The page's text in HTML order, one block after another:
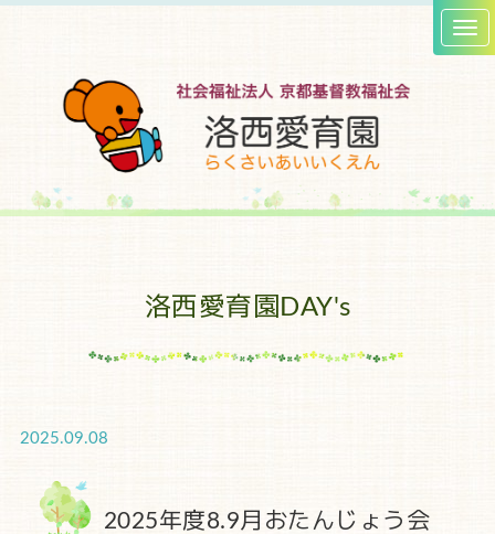
洛西愛育園DAY's
2025.09.08
2025年度8.9月おたんじょう会